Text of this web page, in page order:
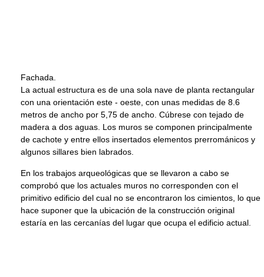
Fachada.
La actual estructura es de una sola nave de planta rectangular
con una orientación este - oeste, con unas medidas de 8.6
metros de ancho por 5,75 de ancho. Cúbrese con tejado de
madera a dos aguas. Los muros se componen principalmente
de cachote y entre ellos insertados elementos prerrománicos y
algunos sillares bien labrados.
En los trabajos arqueológicas que se llevaron a cabo se
comprobó que los actuales muros no corresponden con el
primitivo edificio del cual no se encontraron los cimientos, lo que
hace suponer que la ubicación de la construcción original
estaría en las cercanías del lugar que ocupa el edificio actual.